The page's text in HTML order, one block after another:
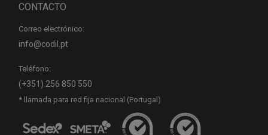
CONTACTO
Correo electrónico:
info@codil.pt
Teléfono:
(+351) 256 850 550
* llamada para red fija nacional (Portugal)